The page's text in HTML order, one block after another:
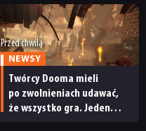
Przed chwilą
NEWSY
Twórcy Dooma mieli
po zwolnieniach udawać,
że wszystko gra. Jeden